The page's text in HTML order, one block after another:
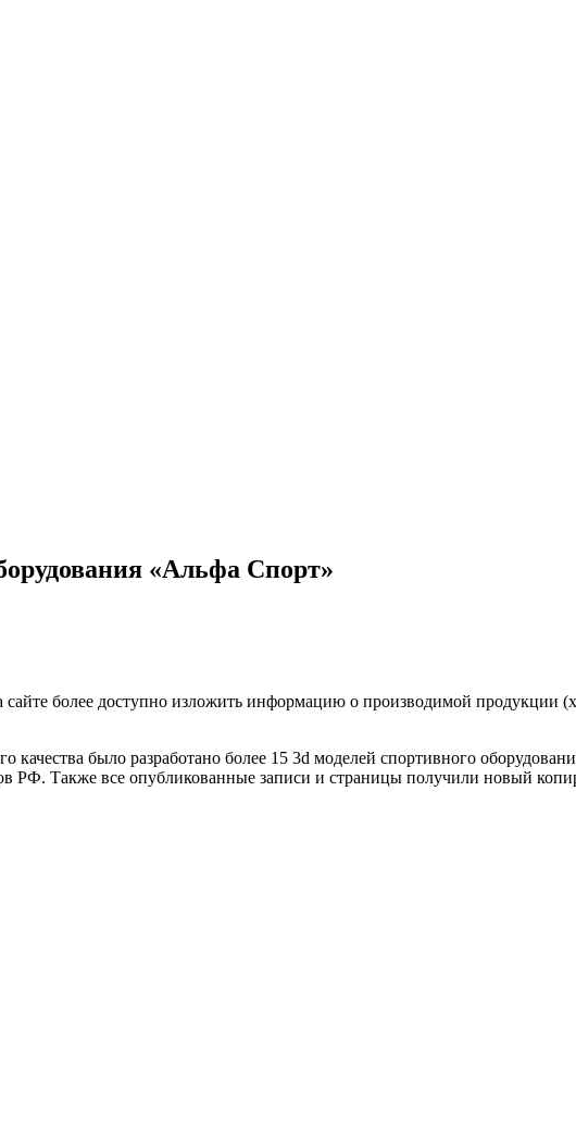
«Альфа Спорт»
более доступно изложить информацию о производимой продукции
качества было разработано более 15 3d моделей спортивного
РФ. Также все опубликованные записи и страницы получили новый